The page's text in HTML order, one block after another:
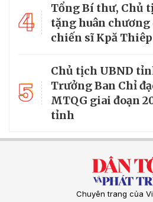
4
Tổng Bí thư, Chủ
tặng huân
chiến sĩ Kpă Thiêp
5
Chủ tịch UBND
Trưởng Ban Chỉ
MTQG giai đoạn
tỉnh
Chuyên trang của